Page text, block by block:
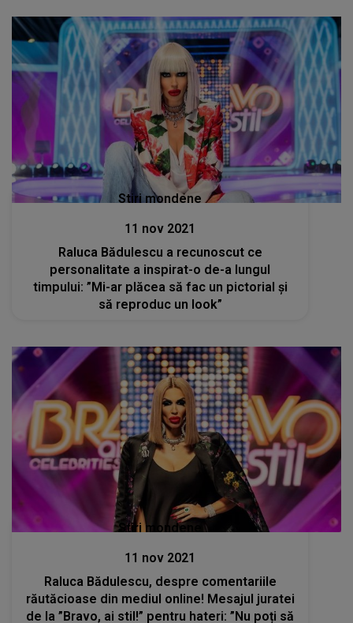
Stiri mondene
11 nov 2021
Raluca Bădulescu a recunoscut ce
personalitate a inspirat-o de-a lungul
timpului: ”Mi-ar plăcea să fac un pictorial și
să reproduc un look”
Stiri mondene
11 nov 2021
Raluca Bădulescu, despre comentariile
răutăcioase din mediul online! Mesajul juratei
de la ”Bravo, ai stil!” pentru hateri: ”Nu poți să